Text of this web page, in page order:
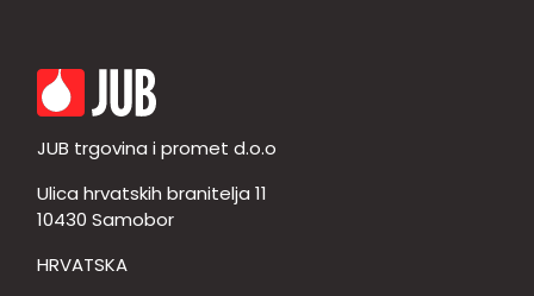
JUB trgovina i promet d.o.o
Ulica hrvatskih branitelja 11
10430 Samobor
HRVATSKA